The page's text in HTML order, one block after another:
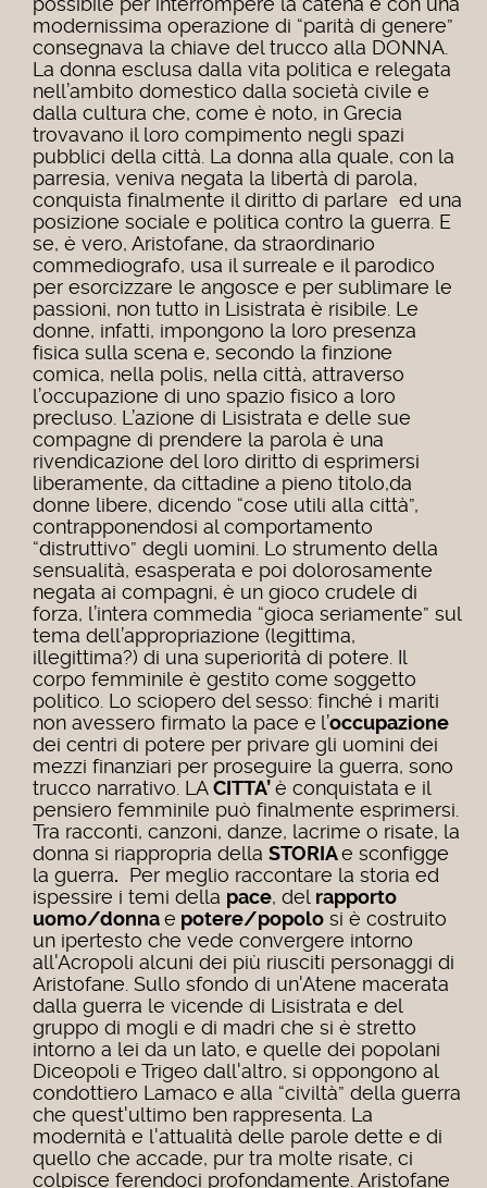
modernissima operazione di “parità di genere”
consegnava la chiave del trucco alla DONNA.
La donna esclusa dalla vita politica e relegata
nell’ambito domestico dalla società civile e
dalla cultura che, come è noto, in Grecia
trovavano il loro compimento negli spazi
pubblici della città. La donna alla quale, con la
parresia, veniva negata la libertà di parola,
conquista finalmente il diritto di parlare ed una
posizione sociale e politica contro la guerra. E
se, è vero, Aristofane, da straordinario
commediografo, usa il surreale e il parodico
per esorcizzare le angosce e per sublimare le
passioni, non tutto in Lisistrata è risibile. Le
donne, infatti, impongono la loro presenza
fisica sulla scena e, secondo la finzione
comica, nella polis, nella città, attraverso
l’occupazione di uno spazio fisico a loro
precluso. L’azione di Lisistrata e delle sue
compagne di prendere la parola è una
rivendicazione del loro diritto di esprimersi
liberamente, da cittadine a pieno titolo,da
donne libere, dicendo “cose utili alla città”,
contrapponendosi al comportamento
“distruttivo” degli uomini. Lo strumento della
sensualità, esasperata e poi dolorosamente
negata ai compagni, è un gioco crudele di
forza, l’intera commedia “gioca seriamente” sul
tema dell’appropriazione (legittima,
illegittima?) di una superiorità di potere. Il
corpo femminile è gestito come soggetto
politico. Lo sciopero del sesso: finché i mariti
non avessero firmato la pace e l’occupazione
dei centri di potere per privare gli uomini dei
mezzi finanziari per proseguire la guerra, sono
trucco narrativo. LACITTA’è conquistata e il
pensiero femminile può finalmente esprimersi.
Tra racconti, canzoni, danze, lacrime o risate, la
donna si riappropria della STORIAe sconfigge
la guerra. Per meglio raccontare la storia ed
ispessire i temi della pace, del rapporto
uomo/donnae potere/popolo si è costruito
un ipertesto che vede convergere intorno
all'Acropoli alcuni dei più riusciti personaggi di
Aristofane. Sullo sfondo di un'Atene macerata
dalla guerra le vicende di Lisistrata e del
gruppo di mogli e di madri che si è stretto
intorno a lei da un lato, e quelle dei popolani
Diceopoli e Trigeo dall'altro, si oppongono al
condottiero Lamaco e alla “civiltà” della guerra
che quest'ultimo ben rappresenta. La
modernità e l'attualità delle parole dette e di
quello che accade, pur tra molte risate, ci
colpisce ferendoci profondamente. Aristofane